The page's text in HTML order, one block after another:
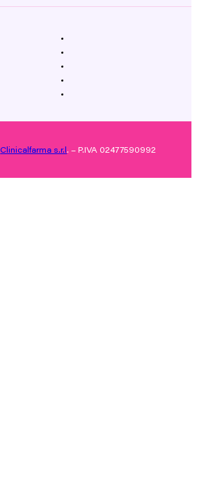
Clinicalfarma s.r.l. – P.IVA 02477590992